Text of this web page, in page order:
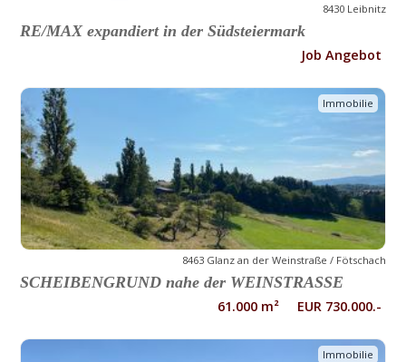
8430 Leibnitz
RE/MAX expandiert in der Südsteiermark
Job Angebot
Immobilie
8463 Glanz an der Weinstraße / Fötschach
SCHEIBENGRUND nahe der WEINSTRASSE
61.000 m² EUR 730.000.-
Immobilie